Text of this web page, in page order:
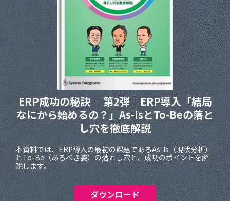
ERP成功の秘訣 ‐第2弾‐ERP導入「結局
なにから始めるの？」As-IsとTo-Beの落と
し穴を徹底解説
本資料では、ERP導入の最初の課題であるAs-Is（現状分析）
とTo-Be（あるべき姿）の落とし穴と、成功のポイントを解
説します。
ダウンロード